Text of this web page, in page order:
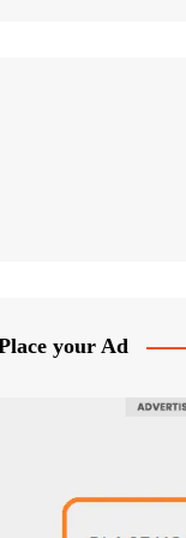
your Ad